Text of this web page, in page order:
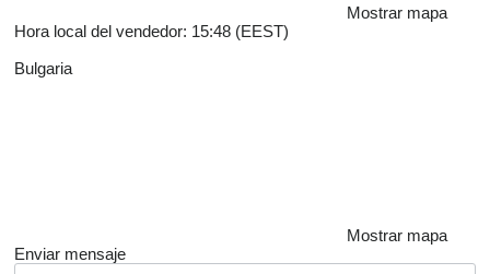
Mostrar mapa
Hora local del vendedor: 15:48 (EEST)
Bulgaria
Mostrar mapa
Enviar mensaje